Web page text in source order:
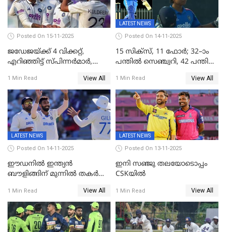
Posted On 15-11-2025
ജഡേജയ്ക്ക് 4 വിക്കറ്റ്,
എറിഞ്ഞിട്ട് സ്പിന്നർമാർ,
പ്രോട്ടീസ്
1 Min Read View All
LATEST NEWS
Posted On 14-11-2025
15 സിക്സ്, 11 ഫോർ; 32–ാം
പന്തിൽ സെഞ്ച്വറി, 42 പന്തിൽ
1 Min Read View All
LATEST NEWS
Posted On 14-11-2025
ഈഡനിൽ ഇന്ത്യൻ
ബൗളിങ്ങിന് മുന്നിൽ തകർന്ന്
പുറത്ത്; ബുമ്രയ്ക്ക് അഞ്ച്
വിക്കറ്റ്
1 Min Read View All
LATEST NEWS
Posted On 13-11-2025
ഇനി സഞ്ജു തലയോടൊപ്പം
CSKയിൽ
1 Min Read View All